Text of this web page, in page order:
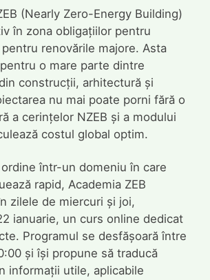
(Nearly Zero-Energy Building)
în zona obligațiilor pentru
renovările majore. Asta
o mare parte dintre
construcții, arhitectură și
nu mai poate porni fără o
a cerințelor NZEB și a modului
costul global optim.
într-un domeniu în care
rapid, Academia ZEB
zilele de miercuri și joi,
ianuarie, un curs online dedicat
Programul se desfășoară între
și își propune să traducă
informații utile, aplicabile